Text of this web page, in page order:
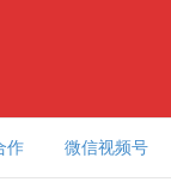
作 微信视频号